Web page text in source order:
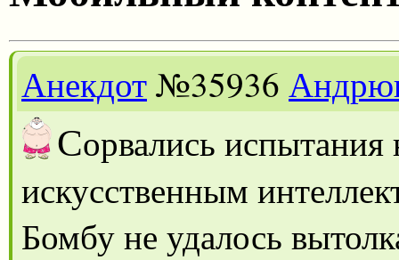
Анекдот№35936
Сорвались
искусственным
Бомбу не удалось